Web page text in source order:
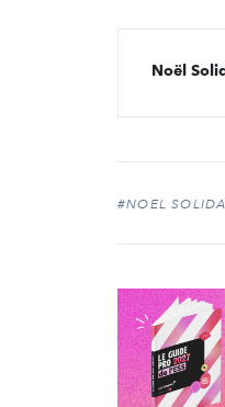
Noël
#NOEL